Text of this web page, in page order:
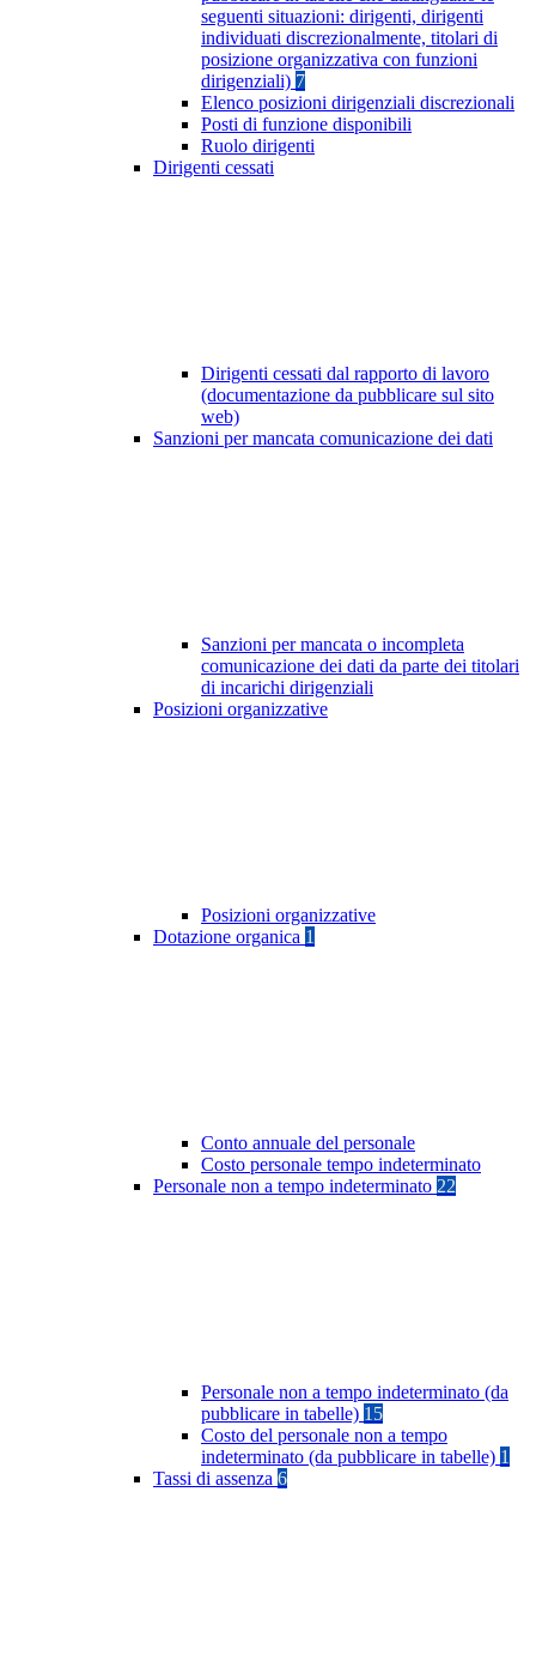
seguenti situazioni: dirigenti, dirigenti
individuati discrezionalmente, titolari di
posizione organizzativa con funzioni
dirigenziali) 7
Elenco posizioni dirigenziali discrezionali
Posti di funzione disponibili
Ruolo dirigenti
Dirigenti cessati
Dirigenti cessati dal rapporto di lavoro
(documentazione da pubblicare sul sito
web)
Sanzioni per mancata comunicazione dei dati
Sanzioni per mancata o incompleta
comunicazione dei dati da parte dei titolari
di incarichi dirigenziali
Posizioni organizzative
Posizioni organizzative
Dotazione organica 1
Conto annuale del personale
Costo personale tempo indeterminato
Personale non a tempo indeterminato 22
Personale non a tempo indeterminato (da
pubblicare in tabelle) 15
Costo del personale non a tempo
indeterminato (da pubblicare in tabelle) 1
Tassi di assenza 6